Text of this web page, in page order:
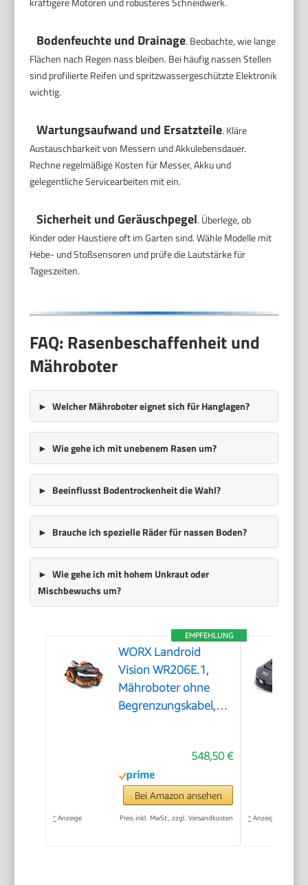
Bodenfeuchte und Drainage. Beobachte, wie lange
Flächen nach Regen nass bleiben. Bei häufig nassen Stellen
sind profilierte Reifen und spritzwassergeschützte Elektronik
wichtig.
Wartungsaufwand und Ersatzteile. Kläre
Austauschbarkeit von Messern und Akkulebensdauer.
Rechne regelmäßige Kosten für Messer, Akku und
gelegentliche Servicearbeiten mit ein.
Sicherheit und Geräuschpegel. Überlege, ob
Kinder oder Haustiere oft im Garten sind. Wähle Modelle mit
Hebe- und Stoßsensoren und prüfe die Lautstärke für
Tageszeiten.
FAQ: Rasenbeschaffenheit und
Mähroboter
Welcher Mähroboter eignet sich für Hanglagen?
Wie gehe ich mit unebenem Rasen um?
Beeinflusst Bodentrockenheit die Wahl?
Brauche ich spezielle Räder für nassen Boden?
Wie gehe ich mit hohem Unkraut oder
Mischbewuchs um?
EMPFEHLUNG
WORX Landroid
Vision WR206E.1,
Mähroboter ohne
Begrenzungskabel,
548,50 €
Bei Amazon ansehen
* Anzeige Preis inkl. MwSt., zzgl. Versandkosten * Anzeige